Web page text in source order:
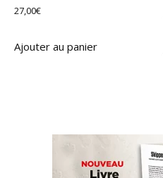
27,00€
Ajouter au panier